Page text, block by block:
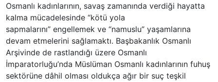
Osmanlı kadınlarının, savaş zamanında verdiği hayatta
kalma mücadelesinde “kötü yola
sapmalarını” engellemek ve “namuslu” yaşamlarına
devam etmelerini sağlamaktı. Başbakanlık Osmanlı
Arşivinde de rastlandığı üzere Osmanlı
İmparatorluğu’nda Müslüman Osmanlı kadınlarının fuhuş
sektörüne dâhil olması oldukça ağır bir suç teşkil